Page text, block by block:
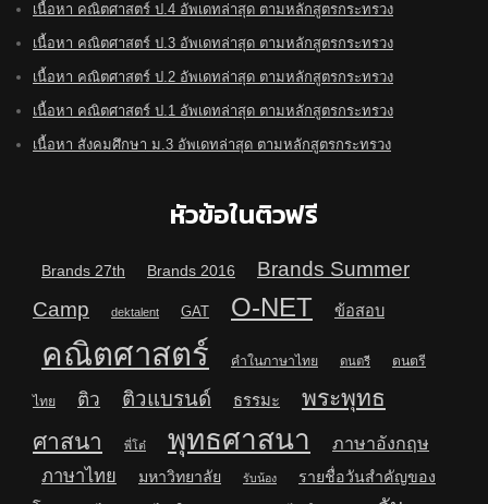
เนื้อหา คณิตศาสตร์ ป.4 อัพเดทล่าสุด ตามหลักสูตรกระทรวง
เนื้อหา คณิตศาสตร์ ป.3 อัพเดทล่าสุด ตามหลักสูตรกระทรวง
เนื้อหา คณิตศาสตร์ ป.2 อัพเดทล่าสุด ตามหลักสูตรกระทรวง
เนื้อหา คณิตศาสตร์ ป.1 อัพเดทล่าสุด ตามหลักสูตรกระทรวง
เนื้อหา สังคมศึกษา ม.3 อัพเดทล่าสุด ตามหลักสูตรกระทรวง
หัวข้อในติวฟรี
Brands 27th Brands 2016
Brands Summer
Camp
dektalent GAT O-NET ข้อสอบ
คณิตศาสตร์ คำในภาษาไทย ดนตรี ดนตรี
ไทย ติว ติวแบรนด์ ธรรมะ
พระพุทธ
ศาสนา
พี่โต๋ พุทธศาสนา ภาษาอังกฤษ
ภาษาไทย มหาวิทยาลัย รับน้อง
รายชื่อวันสำคัญของ